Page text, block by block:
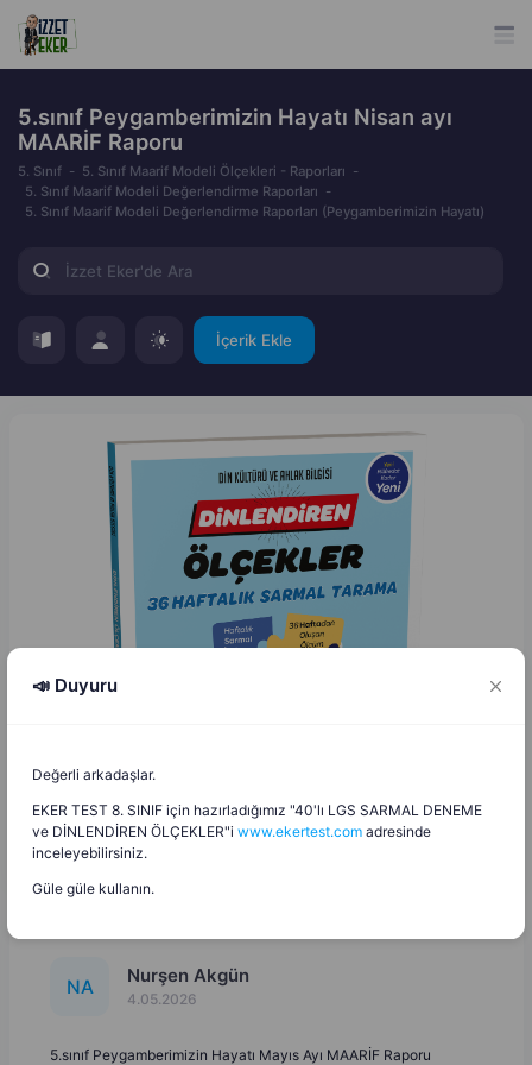
5.sınıf Peygamberimizin Hayatı Nisan ayı
MAARİF Raporu
5. Sınıf
5. Sınıf Maarif Modeli Ölçekleri - Raporları
5. Sınıf Maarif Modeli Değerlendirme Raporları
5. Sınıf Maarif Modeli Değerlendirme Raporları (Peygamberimizin Hayatı)
İçerik Ekle
NA Nurşen Akgün
4.05.2026
5.sınıf Peygamberimizin Hayatı Mayıs Ayı MAARİF Raporu
📣 Duyuru
Değerli arkadaşlar.
EKER TEST 8. SINIF için hazırladığımız "40'lı LGS SARMAL DENEME
ve DİNLENDİREN ÖLÇEKLER"i www.ekertest.com adresinde
inceleyebilirsiniz.
Güle güle kullanın.